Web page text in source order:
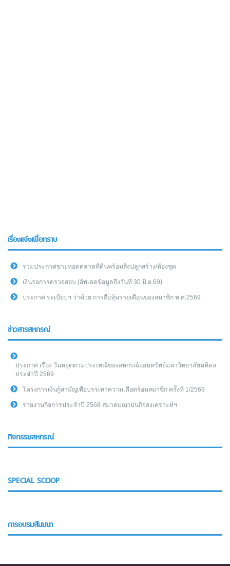
เรื่องแจ้งเพื่อทราบ
รวมประกาศขายทอดตลาดที่ดินพร้อมสิ่งปลูกสร้าง/ห้องชุด
เงินรอการตรวจสอบ (อัพเดดข้อมูลถึงวันที่ 30 มิ.ย.69)
ประกาศ ระเบียบฯ ว่าด้วย การถือหุ้นรายเดือนของสมาชิก พ.ศ.2569
ข่าวสารสหกรณ์
ประกาศ เรื่อง วันหยุดตามประเพณีของสหกรณ์ออมทรัพย์มหาวิทยาลัยมหิดล
ประจำปี 2569
โครงการเงินกู้สามัญเพื่อบรรเทาความเดือดร้อนสมาชิก ครั้งที่ 1/2569
รายงานกิจการประจำปี 2568 สมาคมฌาปนกิจสงเคราะห์ฯ
กิจกรรมสหกรณ์
SPECIAL SCOOP
การอบรมสัมมนา